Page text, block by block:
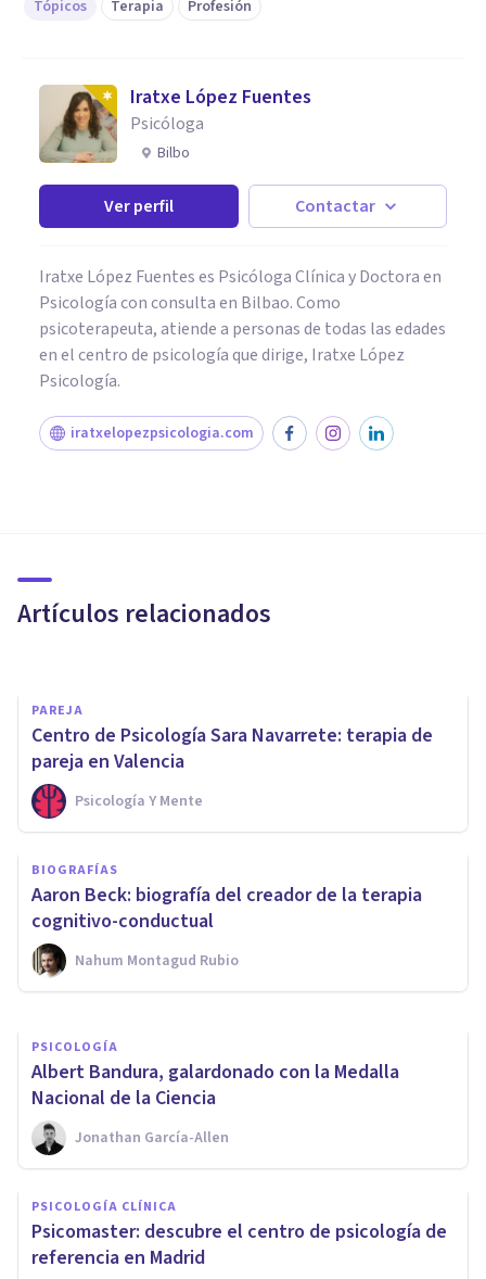
Tópicos Terapia Profesión
Iratxe López Fuentes
Psicóloga
Bilbo
Ver perfil Contactar
Iratxe López Fuentes es Psicóloga Clínica y Doctora en
Psicología con consulta en Bilbao. Como
psicoterapeuta, atiende a personas de todas las edades
en el centro de psicología que dirige, Iratxe López
Psicología.
iratxelopezpsicologia.com
Artículos relacionados
cuáles son sus objetivos?
PAREJA
Centro de Psicología Sara Navarrete: terapia de
pareja en Valencia
Psicología Y Mente
BIOGRAFÍAS
Aaron Beck: biografía del creador de la terapia
cognitivo-conductual
Nahum Montagud Rubio
​Los 7 mejores Másters en
terapia psicológica
Psicología Y Mente
PSICOLOGÍA
​Albert Bandura, galardonado con la Medalla
Nacional de la Ciencia
Jonathan García-Allen
PSICOLOGÍA CLÍNICA
Psicomaster: descubre el centro de psicología de
referencia en Madrid